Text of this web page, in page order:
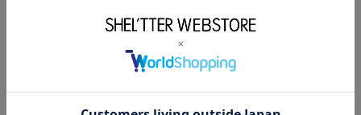
このアイテムを使ったスタッフコーディネート